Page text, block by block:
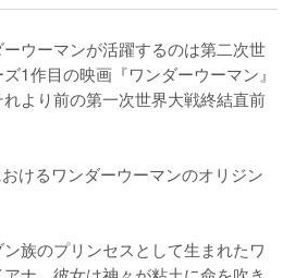
ウーマンが活躍するのは第二次世
1作目の映画『ワンダーウーマン』
より前の第一次世界大戦終結直前
けるワンダーウーマンのオリジン
族のプリンセスとして生まれたワ
ナ。彼女は神々が粘土に命を吹き